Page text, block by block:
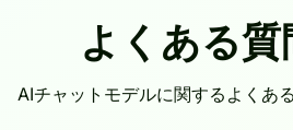
よくある質
AIチャットモデルに関するよくある